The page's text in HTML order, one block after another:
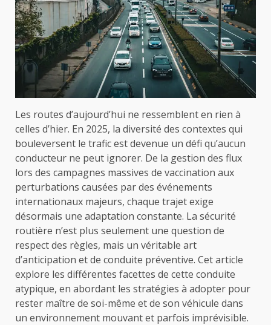
Les routes d’aujourd’hui ne ressemblent en rien à
celles d’hier. En 2025, la diversité des contextes qui
bouleversent le trafic est devenue un défi qu’aucun
conducteur ne peut ignorer. De la gestion des flux
lors des campagnes massives de vaccination aux
perturbations causées par des événements
internationaux majeurs, chaque trajet exige
désormais une adaptation constante. La sécurité
routière n’est plus seulement une question de
respect des règles, mais un véritable art
d’anticipation et de conduite préventive. Cet article
explore les différentes facettes de cette conduite
atypique, en abordant les stratégies à adopter pour
rester maître de soi-même et de son véhicule dans
un environnement mouvant et parfois imprévisible.